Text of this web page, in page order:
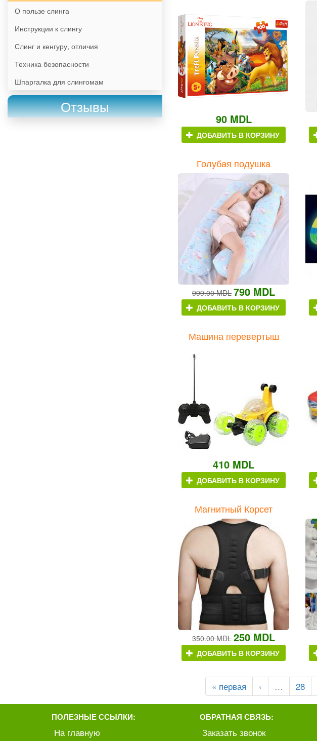
О пользе слинга
Инструкции к слингу
Слинг и кенгуру, отличия
Техника безопасности
Шпаргалка для слингомам
Отзывы
90 MDL
ДОБАВИТЬ В КОРЗИНУ
Голубая подушка
999.00 MDL 790 MDL
ДОБАВИТЬ В КОРЗИНУ
Машина перевертыш
410 MDL
ДОБАВИТЬ В КОРЗИНУ
Магнитный Корсет
350.00 MDL 250 MDL
ДОБАВИТЬ В КОРЗИНУ
« первая ‹ … 28
ПОЛЕЗНЫЕ ССЫЛКИ:
На главную
ОБРАТНАЯ СВЯЗЬ:
Заказать звонок